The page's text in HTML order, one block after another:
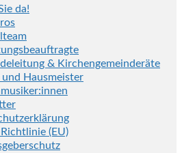
da!
& Kirchengemeinderäte
und Hausmeister
(EU)